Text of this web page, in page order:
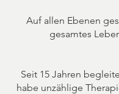
Auf allen Ebenen
gesamtes
Seit 15 Jahren
habe unzählige